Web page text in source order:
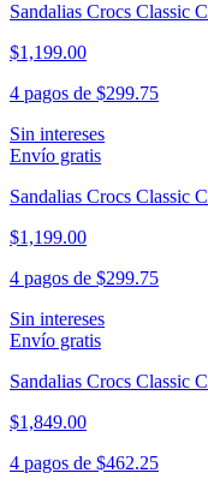
Sandalias Crocs Classic
$1,199.00
4 pagos de $299.75
Sin intereses
Envío gratis
Sandalias Crocs Classic
$1,199.00
4 pagos de $299.75
Sin intereses
Envío gratis
Sandalias Crocs Classic
$1,849.00
4 pagos de $462.25